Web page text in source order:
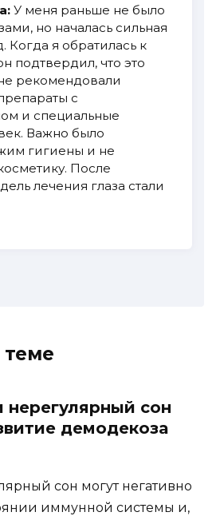
У меня раньше не было
но началась сильная
Когда я обратилась к
подтвердил, что это
рекомендовали
с
и специальные
Важно было
гигиены и не
После
лечения глаза стали
нерегулярный сон
демодекоза
сон могут негативно
иммунной системы и,